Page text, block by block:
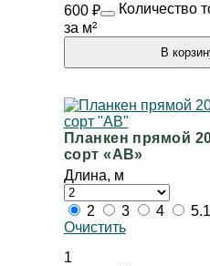
600 ₽
за м²
Количество
В
Планкен прямой
сорт «АВ»
Длина, м
2 3 4 5.1
Очистить
1